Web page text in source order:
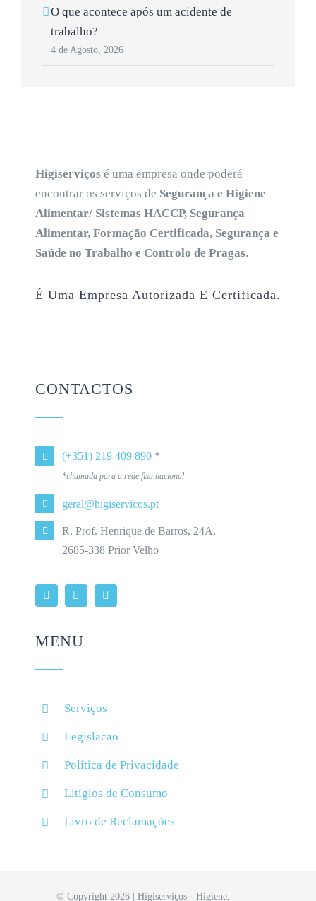
O que acontece após um acidente de
trabalho?
4 de Agosto, 2026
Higiserviços é uma empresa onde poderá
encontrar os serviços de Segurança e Higiene
Alimentar/ Sistemas HACCP, Segurança
Alimentar, Formação Certificada, Segurança e
Saúde no Trabalho e Controlo de Pragas.
É Uma Empresa Autorizada E Certificada.
CONTACTOS
(+351) 219 409 890 *
*chamada para a rede fixa nacional
geral@higiservicos.pt
R. Prof. Henrique de Barros, 24A,
2685-338 Prior Velho
MENU
Serviços
Legislacao
Política de Privacidade
Litígios de Consumo
Livro de Reclamações
© Copyright 2026 | Higiserviços - Higiene,